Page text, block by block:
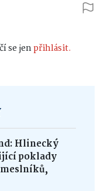
se jenpřihlásit.
Hlinecký
poklady